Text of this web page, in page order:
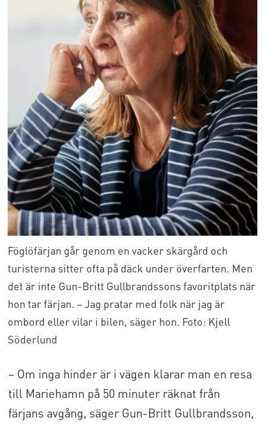
Föglöfärjan går genom en vacker skärgård och
turisterna sitter ofta på däck under överfarten. Men
det är inte Gun-Britt Gullbrandssons favoritplats när
hon tar färjan. – Jag pratar med folk när jag är
ombord eller vilar i bilen, säger hon. Foto: Kjell
Söderlund
– Om inga hinder är i vägen klarar man en resa
till Mariehamn på 50 minuter räknat från
färjans avgång, säger Gun-Britt Gullbrandsson,